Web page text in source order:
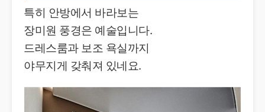
특히 안방에서 바라보는
장미원 풍경은 예술입니다.
드레스룸과 보조 욕실까지
야무지게 갖춰져 있네요.